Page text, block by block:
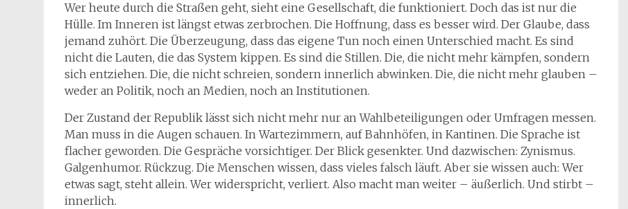
Wer heute durch die Straßen geht, sieht eine Gesellschaft, die funktioniert. Doch das ist nur die
Hülle. Im Inneren ist längst etwas zerbrochen. Die Hoffnung, dass es besser wird. Der Glaube, dass
jemand zuhört. Die Überzeugung, dass das eigene Tun noch einen Unterschied macht. Es sind
nicht die Lauten, die das System kippen. Es sind die Stillen. Die, die nicht mehr kämpfen, sondern
sich entziehen. Die, die nicht schreien, sondern innerlich abwinken. Die, die nicht mehr glauben –
weder an Politik, noch an Medien, noch an Institutionen.
Der Zustand der Republik lässt sich nicht mehr nur an Wahlbeteiligungen oder Umfragen messen.
Man muss in die Augen schauen. In Wartezimmern, auf Bahnhöfen, in Kantinen. Die Sprache ist
flacher geworden. Die Gespräche vorsichtiger. Der Blick gesenkter. Und dazwischen: Zynismus.
Galgenhumor. Rückzug. Die Menschen wissen, dass vieles falsch läuft. Aber sie wissen auch: Wer
etwas sagt, steht allein. Wer widerspricht, verliert. Also macht man weiter – äußerlich. Und stirbt –
innerlich.